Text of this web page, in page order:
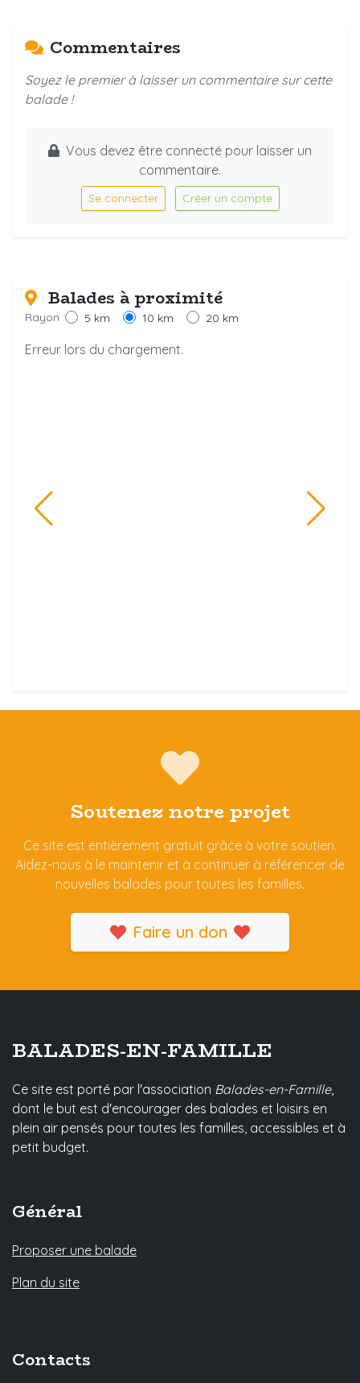
Commentaires
Soyez le premier à laisser un commentaire sur cette
balade !
Vous devez être connecté pour laisser un
commentaire.
Se connecter Créer un compte
Balades à proximité
Rayon : 5 km 10 km 20 km
Erreur lors du chargement.
Soutenez notre projet
Ce site est entièrement gratuit grâce à votre soutien.
Aidez-nous à le maintenir et à continuer à référencer de
nouvelles balades pour toutes les familles.
Faire un don
BALADES-EN-FAMILLE
Ce site est porté par l'association Balades-en-Famille,
dont le but est d'encourager des balades et loisirs en
plein air pensés pour toutes les familles, accessibles et à
petit budget.
Général
Proposer une balade
Plan du site
Contacts